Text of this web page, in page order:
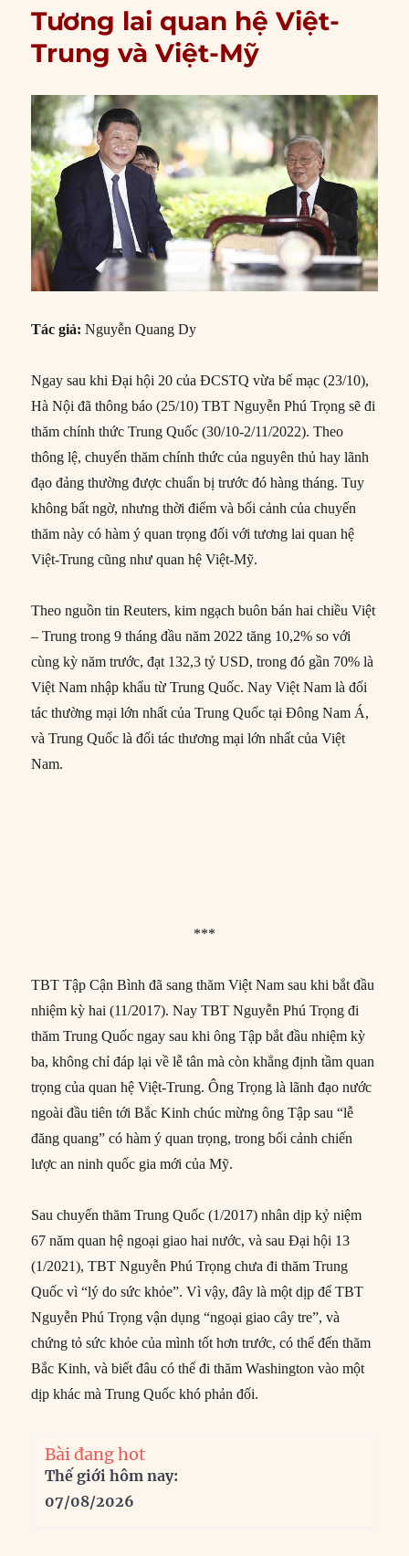
Tương lai quan hệ Việt-
Trung và Việt-Mỹ
Tác giả:Nguyễn Quang Dy
Ngay sau khi Đại hội 20 của ĐCSTQ vừa bế mạc (23/10),
Hà Nội đã thông báo (25/10) TBT Nguyễn Phú Trọng sẽ đi
thăm chính thức Trung Quốc (30/10-2/11/2022). Theo
thông lệ, chuyến thăm chính thức của nguyên thủ hay lãnh
đạo đảng thường được chuẩn bị trước đó hàng tháng. Tuy
không bất ngờ, nhưng thời điểm và bối cảnh của chuyến
thăm này có hàm ý quan trọng đối với tương lai quan hệ
Việt-Trung cũng như quan hệ Việt-Mỹ.
Theo nguồn tin Reuters, kim ngạch buôn bán hai chiều Việt
– Trung trong 9 tháng đầu năm 2022 tăng 10,2% so với
cùng kỳ năm trước, đạt 132,3 tỷ USD, trong đó gần 70% là
Việt Nam nhập khẩu từ Trung Quốc. Nay Việt Nam là đối
tác thường mại lớn nhất của Trung Quốc tại Đông Nam Á,
và Trung Quốc là đối tác thương mại lớn nhất của Việt
Nam.
***
TBT Tập Cận Bình đã sang thăm Việt Nam sau khi bắt đầu
nhiệm kỳ hai (11/2017). Nay TBT Nguyễn Phú Trọng đi
thăm Trung Quốc ngay sau khi ông Tập bắt đầu nhiệm kỳ
ba, không chỉ đáp lại về lễ tân mà còn khẳng định tầm quan
trọng của quan hệ Việt-Trung. Ông Trọng là lãnh đạo nước
ngoài đầu tiên tới Bắc Kinh chúc mừng ông Tập sau “lễ
đăng quang” có hàm ý quan trọng, trong bối cảnh chiến
lược an ninh quốc gia mới của Mỹ.
Sau chuyến thăm Trung Quốc (1/2017) nhân dịp kỷ niệm
67 năm quan hệ ngoại giao hai nước, và sau Đại hội 13
(1/2021), TBT Nguyễn Phú Trọng chưa đi thăm Trung
Quốc vì “lý do sức khỏe”. Vì vậy, đây là một dịp để TBT
Nguyễn Phú Trọng vận dụng “ngoại giao cây tre”, và
chứng tỏ sức khỏe của mình tốt hơn trước, có thể đến thăm
Bắc Kinh, và biết đâu có thể đi thăm Washington vào một
dịp khác mà Trung Quốc khó phản đối.
Bài đang hot
Thế giới hôm nay:
07/08/2026